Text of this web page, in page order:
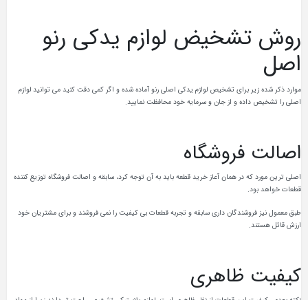
روش تشخیض لوازم یدکی رنو
اصل
موارد ذکر شده زیر برای تشخیص لوازم یدکی اصلی رنو آماده شده و اگر کمی دقت کنید می توانید لوازم
اصلی را تشخیص داده و از جان و سرمایه خود محافظت نمایید.
اصالت فروشگاه
اصلی ترین مورد که در همان آعاز خرید قطعه باید به آن توجه کرد، سابقه و اصالت فروشگاه توزیع کننده
قطعات خواهد بود.
طبق معمول نیز فروشندگان داری سابقه و تجربه قطعات بی کیفیت را نمی فروشند و برای مشتریان خود
ارزش قائل هستند.
کیفیت ظاهری